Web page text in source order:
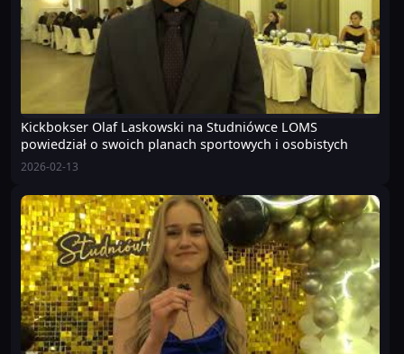
Kickbokser Olaf Laskowski na Studniówce LOMS
powiedział o swoich planach sportowych i osobistych
2026-02-13